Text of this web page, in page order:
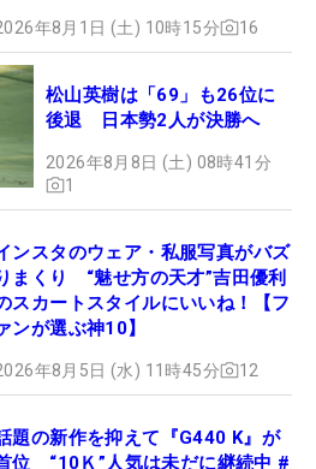
年8月1日 (土) 10時15分 16
松山英樹は「69」も26位に
後退 日本勢2人が決勝へ
2026年8月8日 (土) 08時41分
1
ンスタのウェア・私服写真がバズ
まくり “魅せ方の天才”吉田優利
スカートスタイルにいいね！【フ
ンが選ぶ神10】
年8月5日 (水) 11時45分 12
題の新作を抑えて『G440 K』が
位 “10Ｋ”人気は未だに継続中 #